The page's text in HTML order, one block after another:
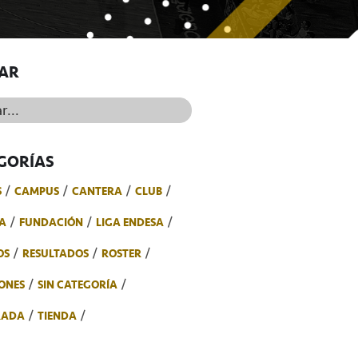
CAMPUS CANTERA
CLUB
FUNDACIÓN
LIGA ENDESA
RESULTADOS
ROSTER
SIN CATEGORÍA
TIENDA